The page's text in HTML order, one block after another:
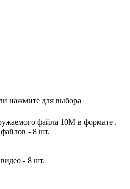
нажмите для выбора
файла 10M в формате .
- 8 шт.
- 8 шт.